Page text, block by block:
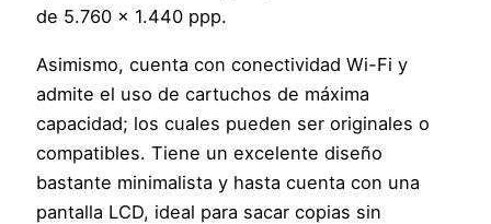
de 5.760 x 1.440 ppp.
Asimismo, cuenta con conectividad Wi-Fi y
admite el uso de cartuchos de máxima
capacidad; los cuales pueden ser originales o
compatibles. Tiene un excelente diseño
bastante minimalista y hasta cuenta con una
pantalla LCD, ideal para sacar copias sin